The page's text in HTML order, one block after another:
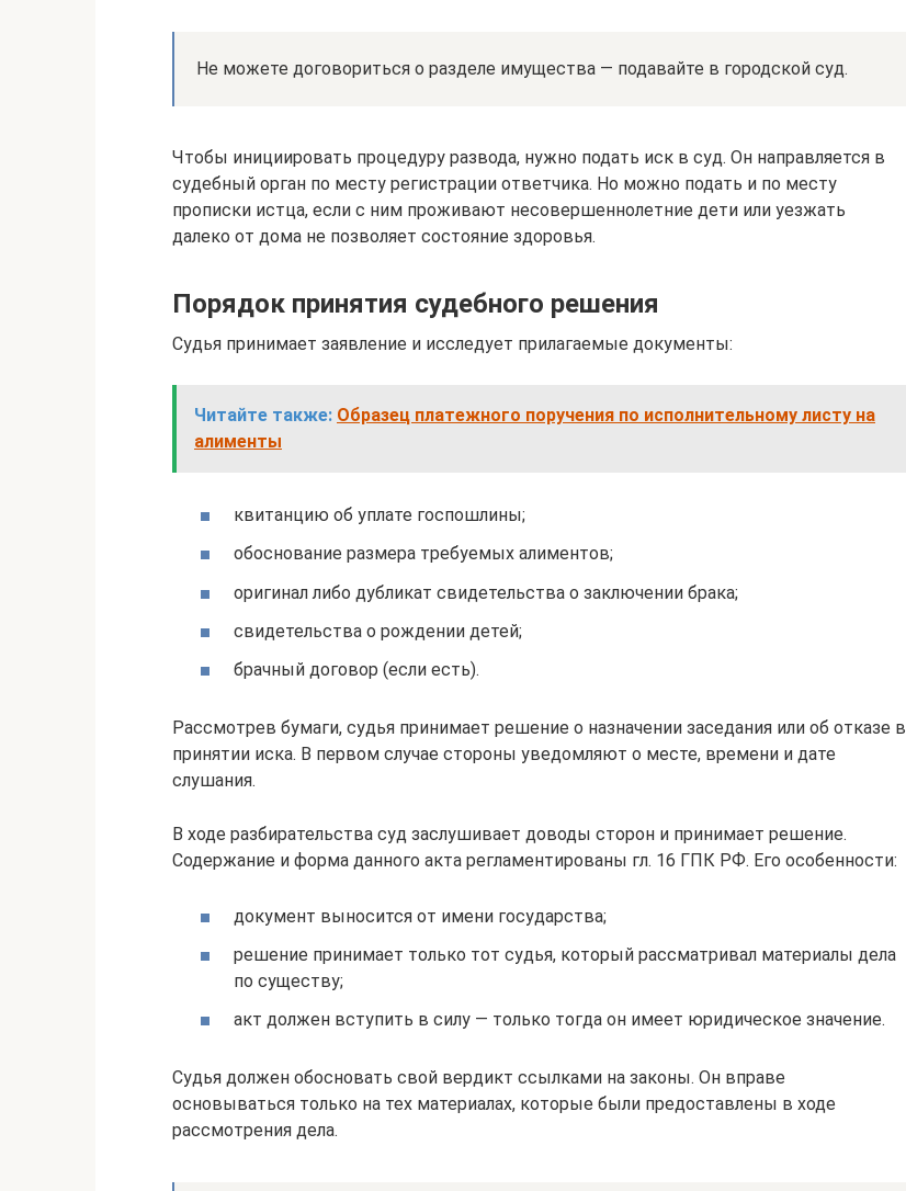
Не можете договориться о разделе имущества — подавайте в городской суд.
Чтобы инициировать процедуру развода, нужно подать иск в суд. Он направляется в
судебный орган по месту регистрации ответчика. Но можно подать и по месту
прописки истца, если с ним проживают несовершеннолетние дети или уезжать
далеко от дома не позволяет состояние здоровья.
Порядок принятия судебного решения
Судья принимает заявление и исследует прилагаемые документы:
Читайте также: Образец платежного поручения по исполнительному листу на
алименты
квитанцию об уплате госпошлины;
обоснование размера требуемых алиментов;
оригинал либо дубликат свидетельства о заключении брака;
свидетельства о рождении детей;
брачный договор (если есть).
Рассмотрев бумаги, судья принимает решение о назначении заседания или об отказе в
принятии иска. В первом случае стороны уведомляют о месте, времени и дате
слушания.
В ходе разбирательства суд заслушивает доводы сторон и принимает решение.
Содержание и форма данного акта регламентированы гл. 16 ГПК РФ. Его особенности:
документ выносится от имени государства;
решение принимает только тот судья, который рассматривал материалы дела
по существу;
акт должен вступить в силу — только тогда он имеет юридическое значение.
Судья должен обосновать свой вердикт ссылками на законы. Он вправе
основываться только на тех материалах, которые были предоставлены в ходе
рассмотрения дела.